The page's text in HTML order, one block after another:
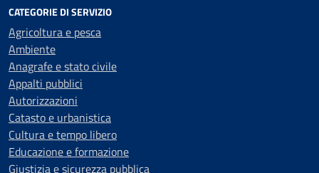
CATEGORIE DI SERVIZIO
Agricoltura e pesca
Ambiente
Anagrafe e stato civile
Appalti pubblici
Autorizzazioni
Catasto e urbanistica
Cultura e tempo libero
Educazione e formazione
Giustizia e sicurezza pubblica